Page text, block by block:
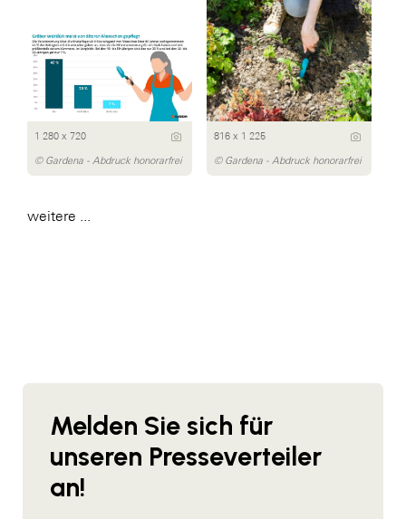
1 280 x 720
© Gardena - Abdruck honorarfrei
816 x 1 225
© Gardena - Abdruck honorarfrei
weitere ...
Melden Sie sich für
unseren Presseverteiler
an!